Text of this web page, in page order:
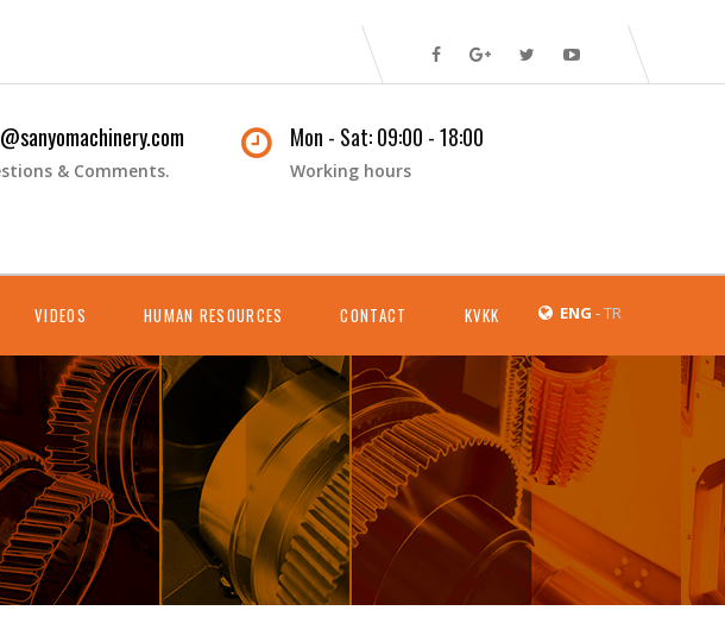
& Comments.
Mon - Sat: 09:00 - 18:00
Working hours
VIDEOS HUMAN RESOURCES CONTACT KVKK ENG -TR